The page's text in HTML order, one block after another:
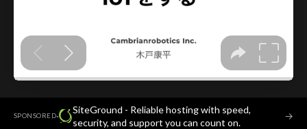
SPONSORED·
SiteGround - Reliable hosting with speed,
security, and support you can count on.
→